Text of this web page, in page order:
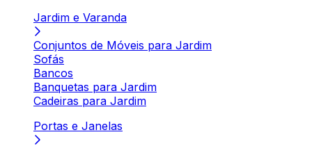
Jardim e Varanda
Conjuntos de Móveis para Jardim
Sofás
Bancos
Banquetas para Jardim
Cadeiras para Jardim
Portas e Janelas